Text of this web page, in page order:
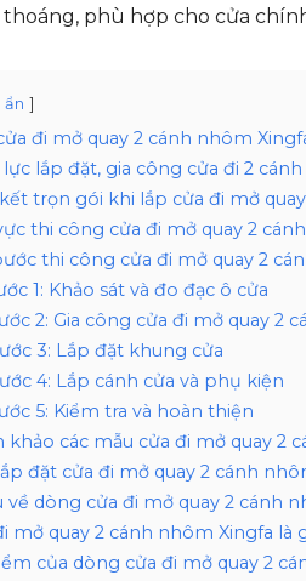
phù hợp cho cửa
ẩn
đi mở quay 2 cánh nhôm
lực lắp đặt, gia công cửa đi 2
trọn gói khi lắp cửa đi mở
thi công cửa đi mở quay 2
thi công cửa đi mở quay 2
1: Khảo sát và đo đạc ô cửa
2: Gia công cửa đi mở quay 2
3: Lắp đặt khung cửa
4: Lắp cánh cửa và phụ kiện
5: Kiểm tra và hoàn thiện
khảo các mẫu cửa đi mở quay 2
đặt cửa đi mở quay 2 cánh
về dòng cửa đi mở quay 2 cánh
mở quay 2 cánh nhôm Xingfa là
của dòng cửa đi mở quay 2